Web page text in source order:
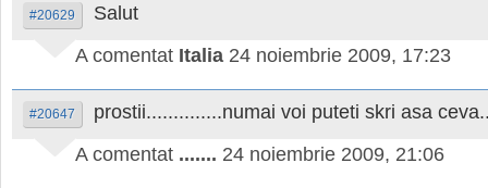
#20629
Salut
A comentat Italia 24 noiembrie 2009, 17:23
#20647
prostii..............numai voi puteti skri asa
A comentat ....... 24 noiembrie 2009, 21:06